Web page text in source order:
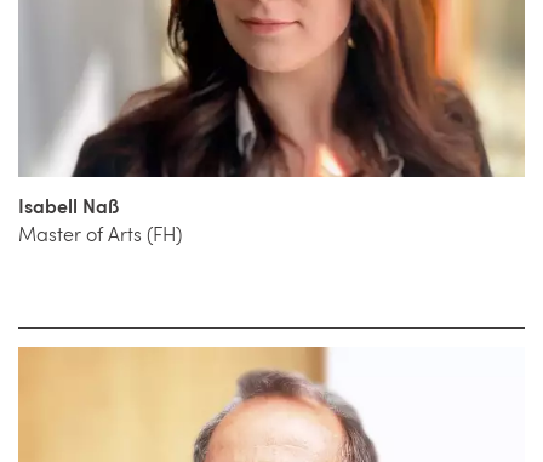
Isabell Naß
Master of Arts (FH)